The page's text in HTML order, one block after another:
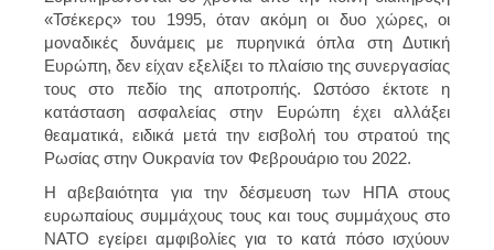
«Τσέκερς» του 1995, όταν ακόμη οι δυο χώρες, οι
μοναδικές δυνάμεις με πυρηνικά όπλα στη Δυτική
Ευρώπη, δεν είχαν εξελίξει το πλαίσιο της συνεργασίας
τους στο πεδίο της αποτροπής. Ωστόσο έκτοτε η
κατάσταση ασφαλείας στην Ευρώπη έχει αλλάξει
θεαματικά, ειδικά μετά την εισβολή του στρατού της
Ρωσίας στην Ουκρανία τον Φεβρουάριο του 2022.
Η αβεβαιότητα για την δέσμευση των ΗΠΑ στους
ευρωπαίους συμμάχους τους και τους συμμάχους στο
NATO εγείρει αμφιβολίες για το κατά πόσο ισχύουν